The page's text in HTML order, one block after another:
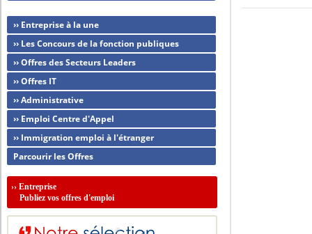
›› Entreprise à la une
›› Les Concours de la fonction publiques
›› Offres des Secteurs Leaders
›› Offres IT
›› Administrative
›› Emploi Centre d'Appel
›› Immigration emploi à l'étranger
Parcourir les Offres
››Entreprise
Publiez vos offres d'emploi